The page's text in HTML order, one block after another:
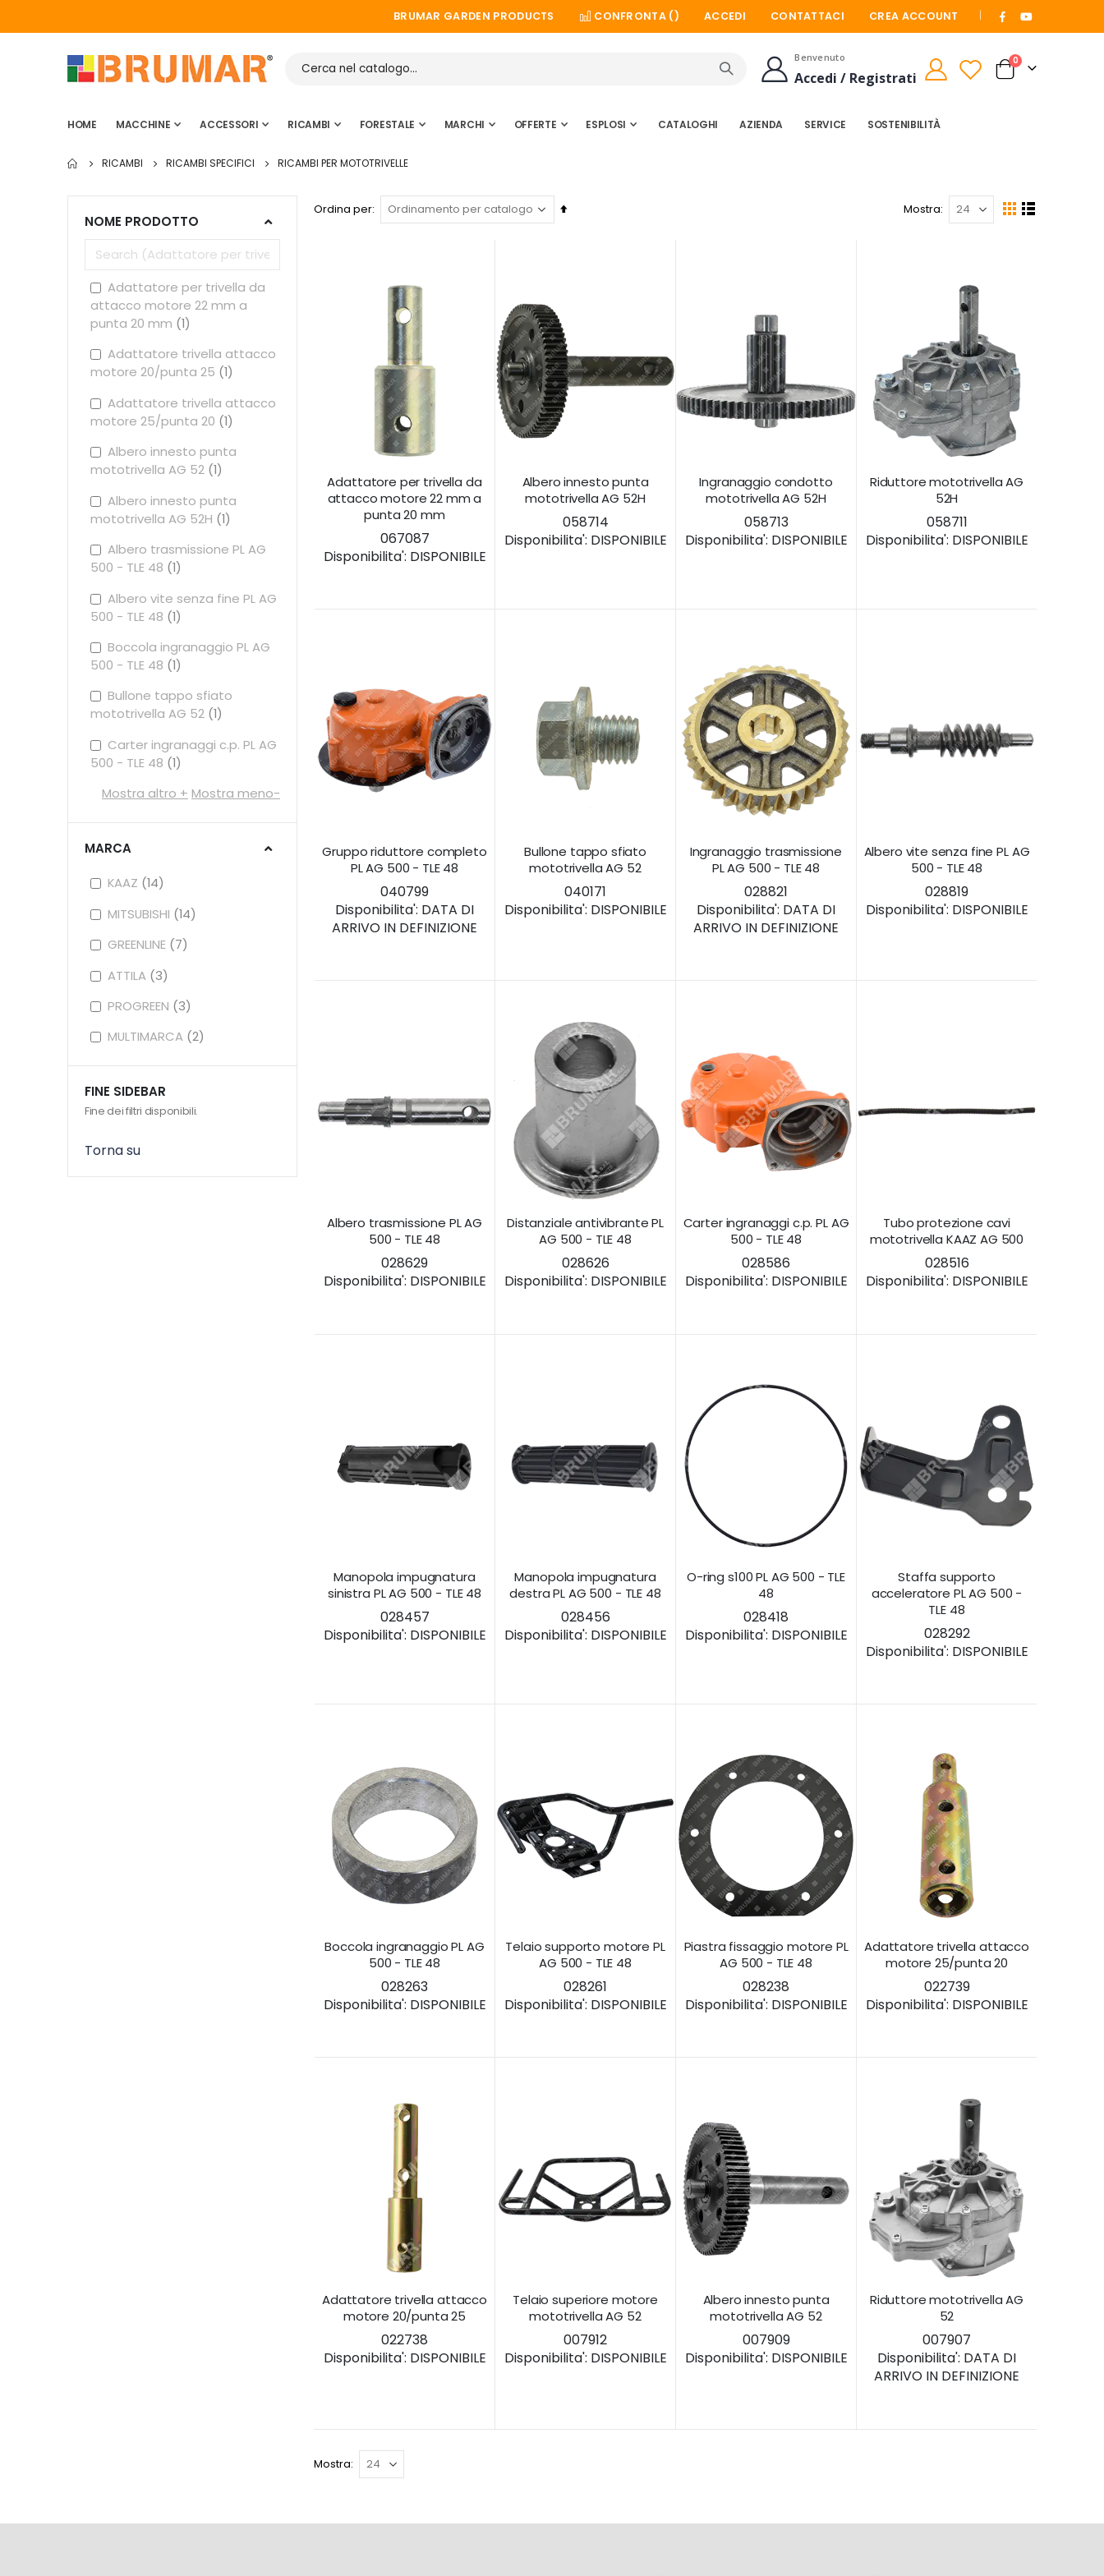
BRUMAR GARDEN PRODUCTS CONFRONTA () CREA ACCOUNT
ACCEDI CONTATTACI
Cerca
Benvenuto
Accedi / Registrati Cart
0elementi
HOME MACCHINE ACCESSORI RICAMBI FORESTALE MARCHI OFFERTE ESPLOSI CATALOGHI AZIENDA SERVICE SOSTENIBILITÀ
RICAMBI RICAMBI SPECIFICI RICAMBI PER MOTOTRIVELLE
Ordina per
Imposta
Mostra
Mostra
Griglia
Lista
Adattatore per trivella da
attacco motore 22 mm a
punta 20 mm
067087
Disponibilita': DISPONIBILE
Albero innesto punta
mototrivella AG 52H
058714
Disponibilita': DISPONIBILE
Ingranaggio condotto
mototrivella AG 52H
058713
Disponibilita': DISPONIBILE
Riduttore mototrivella AG
52H
058711
Disponibilita': DISPONIBILE
Gruppo riduttore completo
PL AG 500 - TLE 48
040799
Disponibilita': DATA DI
ARRIVO IN DEFINIZIONE
Bullone tappo sfiato
mototrivella AG 52
040171
Disponibilita': DISPONIBILE
Ingranaggio trasmissione
PL AG 500 - TLE 48
028821
Disponibilita': DATA DI
ARRIVO IN DEFINIZIONE
Albero vite senza fine PL AG
500 - TLE 48
028819
Disponibilita': DISPONIBILE
Albero trasmissione PL AG
500 - TLE 48
028629
Disponibilita': DISPONIBILE
Distanziale antivibrante PL
AG 500 - TLE 48
028626
Disponibilita': DISPONIBILE
Carter ingranaggi c.p. PL AG
500 - TLE 48
028586
Disponibilita': DISPONIBILE
Tubo protezione cavi
mototrivella KAAZ AG 500
028516
Disponibilita': DISPONIBILE
Manopola impugnatura
sinistra PL AG 500 - TLE 48
028457
Disponibilita': DISPONIBILE
Manopola impugnatura
destra PL AG 500 - TLE 48
028456
Disponibilita': DISPONIBILE
O-ring s100 PL AG 500 - TLE
48
028418
Disponibilita': DISPONIBILE
Staffa supporto
acceleratore PL AG 500 -
TLE 48
028292
Disponibilita': DISPONIBILE
Boccola ingranaggio PL AG
500 - TLE 48
028263
Disponibilita': DISPONIBILE
Telaio supporto motore PL
AG 500 - TLE 48
028261
Disponibilita': DISPONIBILE
Piastra fissaggio motore PL
AG 500 - TLE 48
028238
Disponibilita': DISPONIBILE
Adattatore trivella attacco
motore 25/punta 20
022739
Disponibilita': DISPONIBILE
Adattatore trivella attacco
motore 20/punta 25
022738
Disponibilita': DISPONIBILE
Telaio superiore motore
mototrivella AG 52
007912
Disponibilita': DISPONIBILE
Albero innesto punta
mototrivella AG 52
007909
Disponibilita': DISPONIBILE
Riduttore mototrivella AG
52
007907
Disponibilita': DATA DI
ARRIVO IN DEFINIZIONE
Mostra
NOME PRODOTTO
Adattatore per trivella da
attacco motore 22 mm a
punta 20 mm 1
Adattatore trivella attacco
motore 20/punta 25 1
Adattatore trivella attacco
motore 25/punta 20 1
Albero innesto punta
mototrivella AG 52 1
Albero innesto punta
mototrivella AG 52H 1
Albero trasmissione PL AG
500 - TLE 48 1
Albero vite senza fine PL AG
500 - TLE 48 1
Boccola ingranaggio PL AG
500 - TLE 48 1
Bullone tappo sfiato
mototrivella AG 52 1
Carter ingranaggi c.p. PL AG
500 - TLE 48 1
Mostra altro
Mostra meno
MARCA
KAAZ 14
MITSUBISHI 14
GREENLINE 7
ATTILA 3
PROGREEN
3
MULTIMARCA 2
FINE SIDEBAR
Fine dei filtri disponibili.
Torna su